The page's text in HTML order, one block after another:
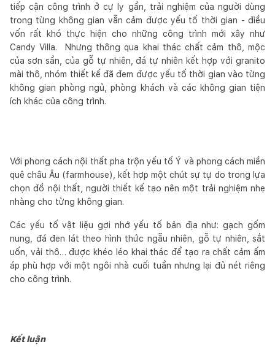
tiếp cận công trình ở cự ly gần, trải nghiệm của người dùng
trong từng không gian vẫn cảm được yếu tố thời gian - điều
vốn rất khó thực hiện cho những công trình mới xây như
Candy Villa.
Nhưng thông qua khai thác chất cảm thô, mộc
của sơn sần, của gỗ tự nhiên, đá tự nhiên kết hợp với granito
mài thô, nhóm thiết kế đã đem được yếu tố thời gian vào từng
không gian phòng ngủ, phòng khách và các không gian tiện
ích khác của công trình.
Với phong cách nội thất pha trộn yếu tố Ý và phong cách miền
quê châu Âu (farmhouse), kết hợp một chút sự tự do trong lựa
chọn đồ nội thất, người thiết kế tạo nên một trải nghiệm nhẹ
nhàng cho từng không gian.
Các yếu tố vật liệu gợi nhớ yếu tố bản địa như: gạch gốm
nung, đá đen lát theo hình thức ngẫu nhiên, gỗ tự nhiên, sắt
uốn, vải thô… được khéo léo khai thác để tạo ra chất cảm ấm
áp phù hợp với một ngôi nhà cuối tuần nhưng lại đủ nét riêng
cho công trình.
Kết luận